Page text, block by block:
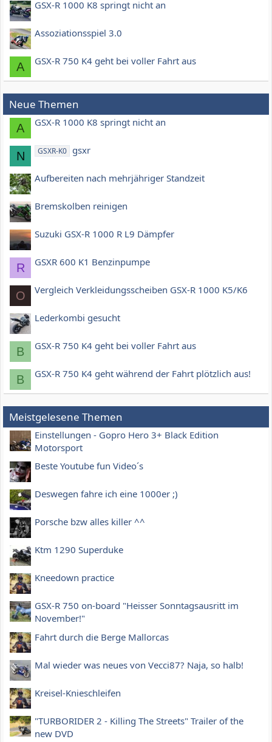
GSX-R 1000 K8 springt nicht an
Assoziationsspiel 3.0
A GSX-R 750 K4 geht bei voller Fahrt aus
Neue Themen
A GSX-R 1000 K8 springt nicht an
N GSXR-K0 gsxr
Aufbereiten nach mehrjähriger Standzeit
Bremskolben reinigen
Suzuki GSX-R 1000 R L9 Dämpfer
R GSXR 600 K1 Benzinpumpe
O Vergleich Verkleidungsscheiben GSX-R 1000 K5/K6
Lederkombi gesucht
B GSX-R 750 K4 geht bei voller Fahrt aus
B GSX-R 750 K4 geht während der Fahrt plötzlich aus!
Meistgelesene Themen
Einstellungen - Gopro Hero 3+ Black Edition
Motorsport
Beste Youtube fun Video´s
Deswegen fahre ich eine 1000er ;)
Porsche bzw alles killer ^^
Ktm 1290 Superduke
Kneedown practice
GSX-R 750 on-board "Heisser Sonntagsausritt im
November!"
Fahrt durch die Berge Mallorcas
Mal wieder was neues von Vecci87? Naja, so halb!
Kreisel-Knieschleifen
"TURBORIDER 2 - Killing The Streets" Trailer of the
new DVD